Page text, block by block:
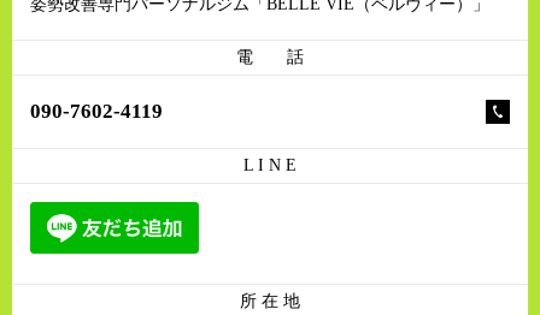
姿勢改善専門パーソナルジム「BELLE VIE（ベルヴィー）」
電 話
090-7602-4119
L I N E
所 在 地